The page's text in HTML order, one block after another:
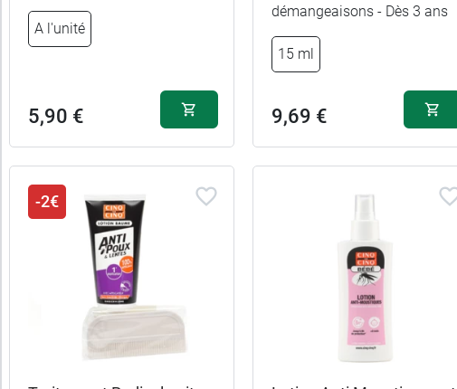
100 ml
A l'unité
5,90 €
démangeaisons - Dès 3 ans
15 ml
9,69 €
-2€